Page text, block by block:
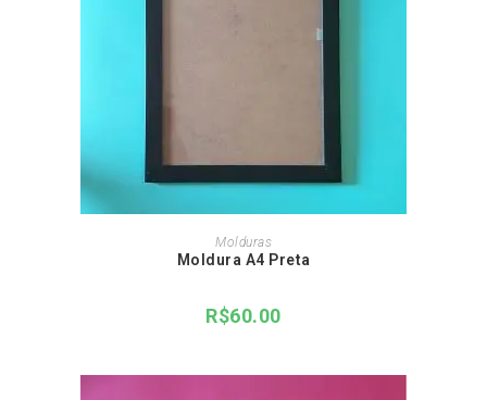
ADICIONAR AO CARRINHO
Molduras
Moldura A4 Preta
R$60.00